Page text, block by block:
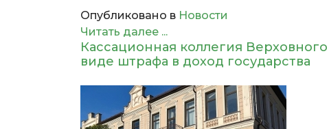
Опубликовано в Новости
Читать далее ...
Кассационная коллегия
виде штрафа в доход государства